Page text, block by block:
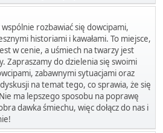
rozbawiać się dowcipami,
historiami i kawałami. To miejsce,
w cenie, a uśmiech na twarzy jest
Zapraszamy do dzielenia się swoimi
zabawnymi sytuacjami oraz
na temat tego, co sprawia, że się
ma lepszego sposobu na poprawę
dawka śmiechu, więc dołącz do nas i